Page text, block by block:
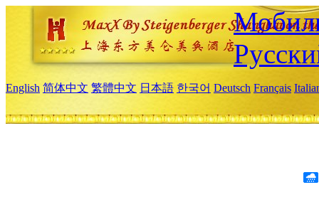
English 简体中文 繁體中文 日本語 한국어 Deutsch Français